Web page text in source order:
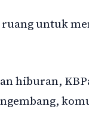
untuk
hiburan,